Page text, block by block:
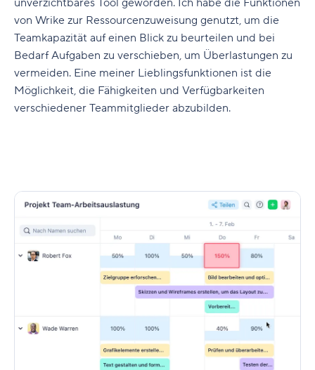
unverzichtbares Tool geworden. Ich habe die Funktionen
von Wrike zur Ressourcenzuweisung genutzt, um die
Teamkapazität auf einen Blick zu beurteilen und bei
Bedarf Aufgaben zu verschieben, um Überlastungen zu
vermeiden. Eine meiner Lieblingsfunktionen ist die
Möglichkeit, die Fähigkeiten und Verfügbarkeiten
verschiedener Teammitglieder abzubilden.